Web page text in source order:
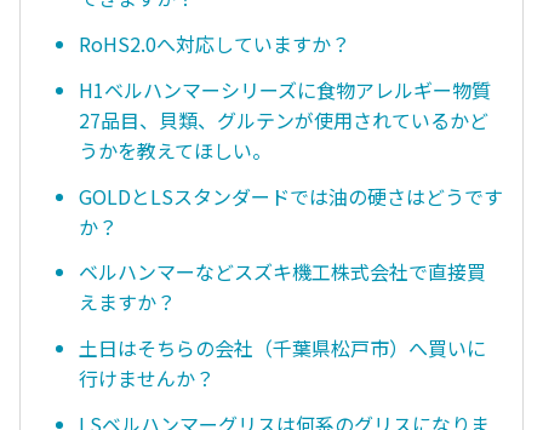
RoHS2.0へ対応していますか？
H1ベルハンマーシリーズに食物アレルギー物質
27品目、貝類、グルテンが使用されているかど
うかを教えてほしい。
GOLDとLSスタンダードでは油の硬さはどうです
か？
ベルハンマーなどスズキ機工株式会社で直接買
えますか？
土日はそちらの会社（千葉県松戸市）へ買いに
行けませんか？
LSベルハンマーグリスは何系のグリスになりま